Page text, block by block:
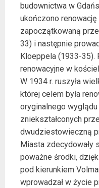
budownictwa w
ukończono renowację
zapoczątkowaną
33) i następnie
Kloeppela (1933-35).
renowacyjne w
W 1934 r. ruszyła
której celem była
oryginalnego
zniekształconych
dwudziestowieczną
Miasta zdecydowały
poważne środki,
pod kierunkiem
wprowadzał w życie